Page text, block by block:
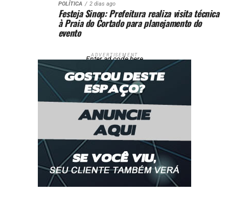
POLÍTICA 2 dias ago
Festeja Sinop: Prefeitura realiza visita técnica
à Praia do Cortado para planejamento do
evento
ADVERTISEMENT
Enter ad code here